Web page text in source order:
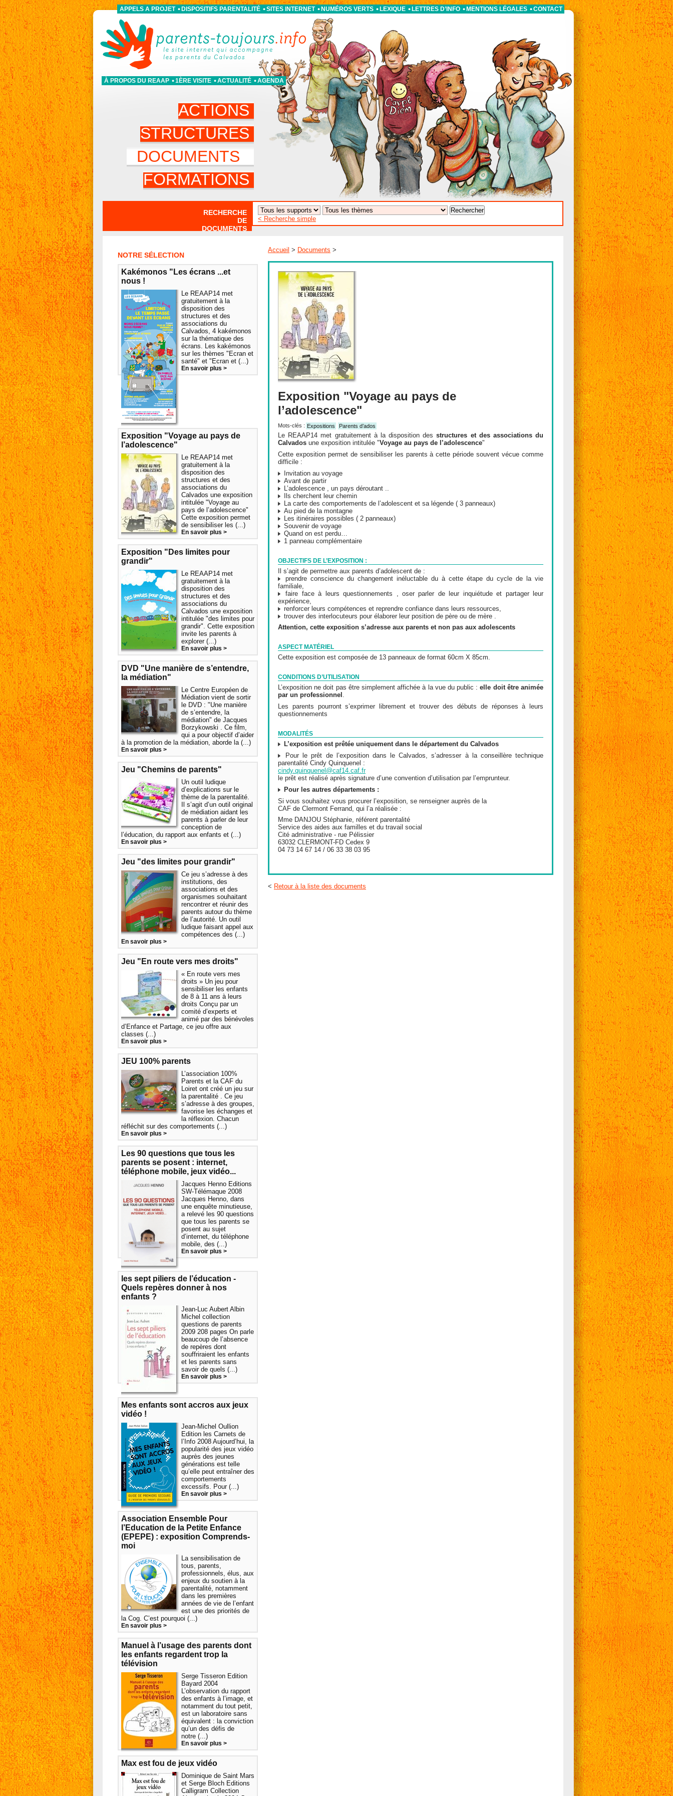
À PROPOS DU REAAP 1ÈRE VISITE ACTUALITÉ AGENDA
APPELS A PROJET DISPOSITIFS PARENTALITÉ SITES INTERNET NUMÉROS VERTS LEXIQUE LETTRES D’INFO MENTIONS LÉGALES CONTACT
ACTIONS
STRUCTURES
DOCUMENTS
FORMATIONS
RECHERCHE
DE
DOCUMENTS
< Recherche simple
NOTRE SÉLECTION
Kakémonos "Les écrans ...et
nous !
Le REAAP14 met
gratuitement à la
disposition des
structures et des
associations du
Calvados, 4 kakémonos
sur la thématique des
écrans. Les kakémonos
sur les thèmes "Ecran et
santé" et "Ecran et (...)
En savoir plus >
Exposition "Voyage au pays de
l’adolescence"
Le REAAP14 met
gratuitement à la
disposition des
structures et des
associations du
Calvados une exposition
intitulée "Voyage au
pays de l’adolescence"
Cette exposition permet
de sensibiliser les (...)
En savoir plus >
Exposition "Des limites pour
grandir"
Le REAAP14 met
gratuitement à la
disposition des
structures et des
associations du
Calvados une exposition
intitulée "des limites pour
grandir". Cette exposition
invite les parents à
explorer (...)
En savoir plus >
DVD "Une manière de s’entendre,
la médiation"
Le Centre Européen de
Médiation vient de sortir
le DVD : "Une manière
de s’entendre, la
médiation" de Jacques
Borzykowski . Ce film,
qui a pour objectif d’aider
à la promotion de la médiation, aborde la (...)
En savoir plus >
Jeu "Chemins de parents"
Un outil ludique
d’explications sur le
thème de la parentalité.
Il s’agit d’un outil original
de médiation aidant les
parents à parler de leur
conception de
l’éducation, du rapport aux enfants et (...)
En savoir plus >
Jeu "des limites pour grandir"
Ce jeu s’adresse à des
institutions, des
associations et des
organismes souhaitant
rencontrer et réunir des
parents autour du thème
de l’autorité. Un outil
ludique faisant appel aux
compétences des (...)
En savoir plus >
Jeu "En route vers mes droits"
« En route vers mes
droits » Un jeu pour
sensibiliser les enfants
de 8 à 11 ans à leurs
droits Conçu par un
comité d’experts et
animé par des bénévoles
d’Enfance et Partage, ce jeu offre aux
classes (...)
En savoir plus >
JEU 100% parents
L’association 100%
Parents et la CAF du
Loiret ont créé un jeu sur
la parentalité . Ce jeu
s’adresse à des groupes,
favorise les échanges et
la réflexion. Chacun
réfléchit sur des comportements (...)
En savoir plus >
Les 90 questions que tous les
parents se posent : internet,
téléphone mobile, jeux vidéo...
Jacques Henno Editions
SW-Télémaque 2008
Jacques Henno, dans
une enquête minutieuse,
a relevé les 90 questions
que tous les parents se
posent au sujet
d’internet, du téléphone
mobile, des (...)
En savoir plus >
les sept piliers de l’éducation -
Quels repères donner à nos
enfants ?
Jean-Luc Aubert Albin
Michel collection
questions de parents
2009 208 pages On parle
beaucoup de l’absence
de repères dont
souffriraient les enfants
et les parents sans
savoir de quels (...)
En savoir plus >
Mes enfants sont accros aux jeux
vidéo !
Jean-Michel Oullion
Edition les Carnets de
l’Info 2008 Aujourd’hui, la
popularité des jeux vidéo
auprès des jeunes
générations est telle
qu’elle peut entraîner des
comportements
excessifs. Pour (...)
En savoir plus >
Association Ensemble Pour
l’Education de la Petite Enfance
(EPEPE) : exposition Comprends-
moi
La sensibilisation de
tous, parents,
professionnels, élus, aux
enjeux du soutien à la
parentalité, notamment
dans les premières
années de vie de l’enfant
est une des priorités de
la Cog. C’est pourquoi (...)
En savoir plus >
Manuel à l’usage des parents dont
les enfants regardent trop la
télévision
Serge Tisseron Edition
Bayard 2004
L’observation du rapport
des enfants à l’image, et
notamment du tout petit,
est un laboratoire sans
équivalent : la conviction
qu’un des défis de
notre (...)
En savoir plus >
Max est fou de jeux vidéo
Dominique de Saint Mars
et Serge Bloch Editions
Calligram Collection
Accueil > Documents >
Exposition "Voyage au pays de
l’adolescence"
Mots-clés : Expositions Parents d’ados
Le REAAP14 met gratuitement à la disposition desstructures et des associations du
Calvados une exposition intitulée "Voyage au pays de l’adolescence"
Cette exposition permet de sensibiliser les parents à cette période souvent vécue comme
difficile :
Invitation au voyage
Avant de partir
L’adolescence , un pays déroutant ..
Ils cherchent leur chemin
La carte des comportements de l’adolescent et sa légende ( 3 panneaux)
Au pied de la montagne
Les itinéraires possibles ( 2 panneaux)
Souvenir de voyage
Quand on est perdu…
1 panneau complémentaire
OBJECTIFS DE L’EXPOSITION :
Il s’agit de permettre aux parents d’adolescent de :
prendre conscience du changement inéluctable du à cette étape du cycle de la vie
familiale,
faire face à leurs questionnements , oser parler de leur inquiétude et partager leur
expérience,
renforcer leurs compétences et reprendre confiance dans leurs ressources,
trouver des interlocuteurs pour élaborer leur position de père ou de mère .
Attention, cette exposition s’adresse aux parents et non pas aux adolescents
ASPECT MATÉRIEL
Cette exposition est composée de 13 panneaux de format 60cm X 85cm.
CONDITIONS D’UTILISATION
L’exposition ne doit pas être simplement affichée à la vue du public :elle doit être animée
par un professionnel .
Les parents pourront s’exprimer librement et trouver des débuts de réponses à leurs
questionnements
MODALITÉS
L’exposition est prêtée uniquement dans le département du Calvados
Pour le prêt de l’exposition dans le Calvados, s’adresser à la conseillère technique
parentalité Cindy Quinquenel :
cindy.quinquenel@caf14.caf.fr
le prêt est réalisé après signature d’une convention d’utilisation par l’emprunteur.
Pour les autres départements :
Si vous souhaitez vous procurer l’exposition, se renseigner auprès de la
CAF de Clermont Ferrand, qui l’a réalisée :
Mme DANJOU Stéphanie, référent parentalité
Service des aides aux familles et du travail social
Cité administrative - rue Pélissier
63032 CLERMONT-FD Cedex 9
04 73 14 67 14 / 06 33 38 03 95
< Retour à la liste des documents